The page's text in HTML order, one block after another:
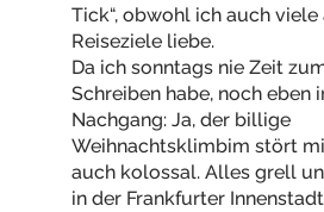
Tick“, obwohl ich auch viele
Reiseziele liebe.
Da ich sonntags nie Zeit
Schreiben habe, noch eben
Nachgang: Ja, der billige
Weihnachtsklimbim stört
auch kolossal. Alles grell
in der Frankfurter